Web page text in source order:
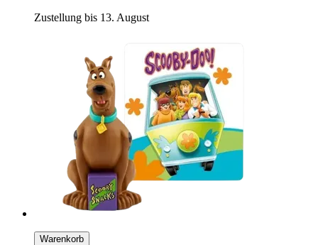
Zustellung bis 13. August
Warenkorb